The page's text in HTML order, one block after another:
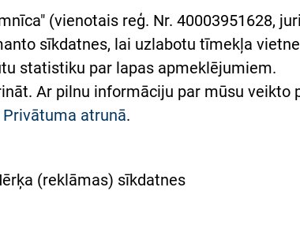
лікарні
з Україною
(vienotais reģ. Nr. 40003951628,
sīkdatnes, lai uzlabotu tīmekļa
statistiku par lapas apmeklējumiem.
Ar pilnu informāciju par mūsu veikto
Privātuma atrunā.
(reklāmas) sīkdatnes